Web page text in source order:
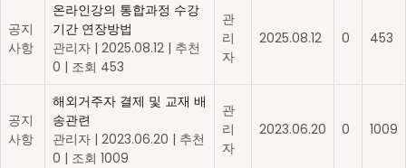
공지
사항
온라인강의 통합과정 수강
기간 연장방법
관리자 | 2025.08.12 | 추천
0 | 조회 453
관
리
자
2025.08.12 0 453
공지
사항
해외거주자 결제 및 교재 배
송관련
관리자 | 2023.06.20 | 추천
0 | 조회 1009
관
리
자
2023.06.20 0 1009